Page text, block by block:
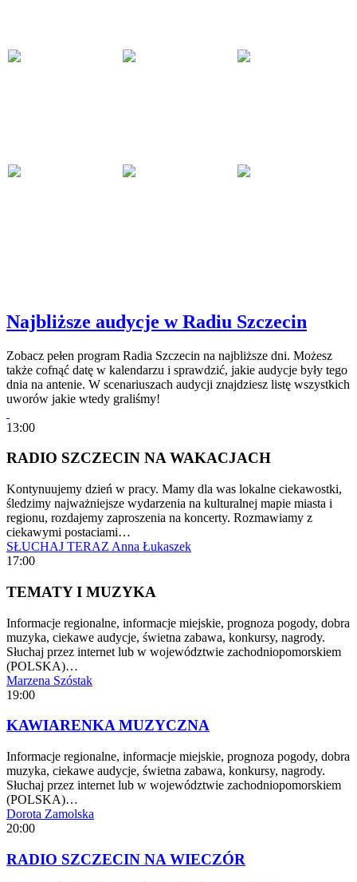
Najbliższe audycje w Radiu Szczecin
Zobacz pełen program Radia Szczecin na najbliższe dni. Możesz
także cofnąć datę w kalendarzu i sprawdzić, jakie audycje były tego
dnia na antenie. W scenariuszach audycji znajdziesz listę wszystkich
uworów jakie wtedy graliśmy!
13:00
RADIO SZCZECIN NA WAKACJACH
Kontynuujemy dzień w pracy. Mamy dla was lokalne ciekawostki,
śledzimy najważniejsze wydarzenia na kulturalnej mapie miasta i
regionu, rozdajemy zaproszenia na koncerty. Rozmawiamy z
ciekawymi postaciami…
SŁUCHAJ TERAZ Anna Łukaszek
17:00
TEMATY I MUZYKA
Informacje regionalne, informacje miejskie, prognoza pogody, dobra
muzyka, ciekawe audycje, świetna zabawa, konkursy, nagrody.
Słuchaj przez internet lub w województwie zachodniopomorskiem
(POLSKA)…
Marzena Szóstak
19:00
KAWIARENKA MUZYCZNA
Informacje regionalne, informacje miejskie, prognoza pogody, dobra
muzyka, ciekawe audycje, świetna zabawa, konkursy, nagrody.
Słuchaj przez internet lub w województwie zachodniopomorskiem
(POLSKA)…
Dorota Zamolska
20:00
RADIO SZCZECIN NA WIECZÓR